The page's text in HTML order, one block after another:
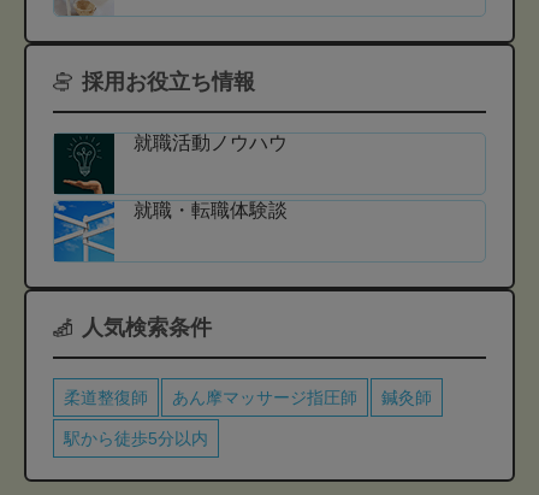
採用お役立ち情報
就職活動ノウハウ
就職・転職体験談
人気検索条件
柔道整復師 あん摩マッサージ指圧師 鍼灸師
駅から徒歩5分以内